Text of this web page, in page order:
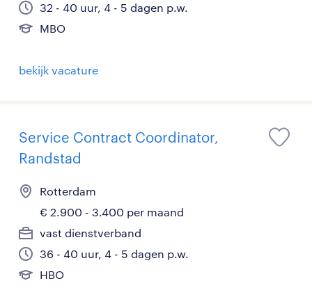
32 - 40 uur, 4 - 5 dagen p.w.
MBO
bekijk vacature
Service Contract Coordinator,
Randstad
Rotterdam
€ 2.900 - 3.400 per maand
vast dienstverband
36 - 40 uur, 4 - 5 dagen p.w.
HBO